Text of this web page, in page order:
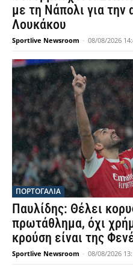
με τη Νάπολι για την
Λουκάκου
Sportlive Newsroom - 08/08/2026
ΠΟΡΤΟΓΑΛΙΑ
Παυλίδης: Θέλει
πρωτάθλημα, όχι
κρούση είναι της
Sportlive Newsroom - 08/08/2026